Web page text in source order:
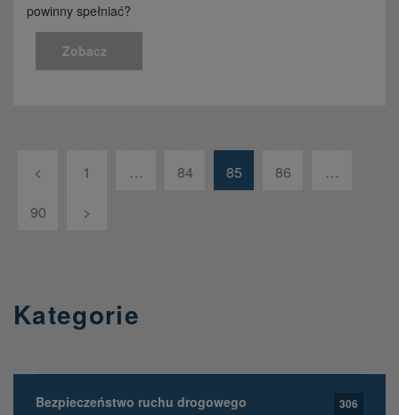
powinny spełniać?
Zobacz
< 1 … 84 85 86
…
90
>
Kategorie
Bezpieczeństwo ruchu drogowego 306